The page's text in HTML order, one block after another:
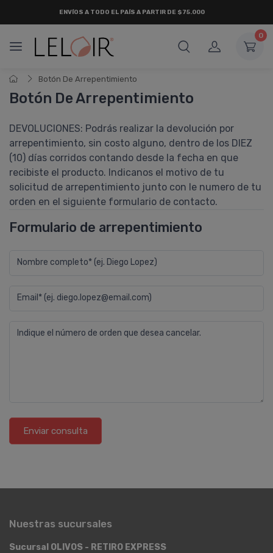
ENVÍOS A TODO EL PAÍS A PARTIR DE $75.000
0
Botón De Arrepentimiento
Botón De Arrepentimiento
DEVOLUCIONES: Podrás realizar la devolución por
arrepentimiento, sin costo alguno, dentro de los DIEZ
(10) días corridos contando desde la fecha en que
recibiste el producto. Indicanos el motivo de tu
solicitud de arrepentimiento junto con le numero de tu
orden en el siguiente formulario de contacto.
Formulario de arrepentimiento
Nombre completo* (ej. Diego Lopez)
Email* (ej. diego.lopez@email.com)
Indique el número de orden que desea cancelar.
Enviar consulta
Nuestras sucursales
Sucursal OLIVOS - RETIRO EXPRESS